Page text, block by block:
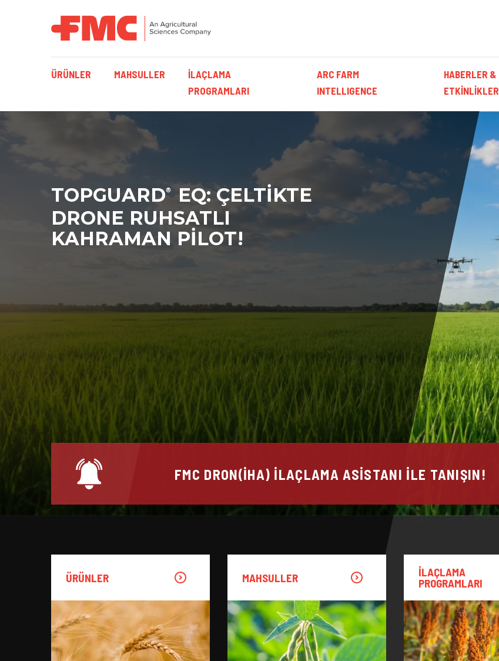
MAIN NAVIGATION
ÜRÜNLER MAHSULLER
İLAÇLAMA
PROGRAMLARI
ARC FARM
INTELLIGENCE
HABERLER &
ETKINLIKLER
TOPGUARD®
EQ: ÇELTIKTE
DRONE RUHSATLI
KAHRAMAN PILOT!
FMC DRON(İHA) İLAÇLAMA ASISTANI ILE TANIŞIN!
ÜRÜNLER MAHSULLER
İLAÇLAMA
PROGRAMLARI